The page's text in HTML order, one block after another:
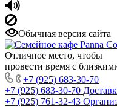
Обычная версия сайта
Отличное место, чтобы
провести время с
+7 (925) 683-30-70
+7 (925) 683-30-70
+7 (925) 761-32-43